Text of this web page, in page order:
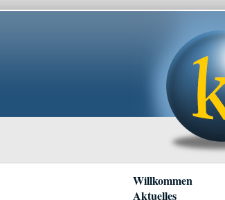
Navigation
überspringen
Willkommen
Aktuelles